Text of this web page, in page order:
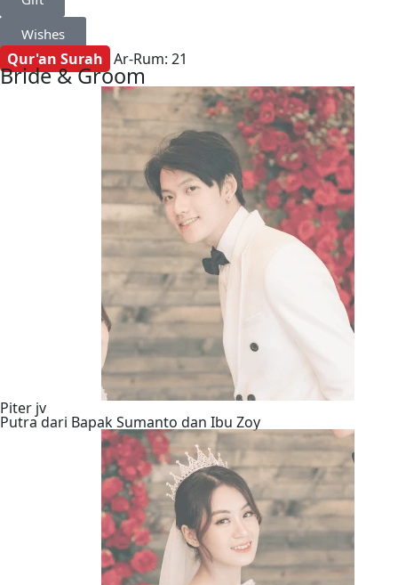
Wishes
Qur'an Surah Ar-Rum: 21
Bride & Groom
Piter jv
Putra dari Bapak Sumanto dan Ibu Zoy